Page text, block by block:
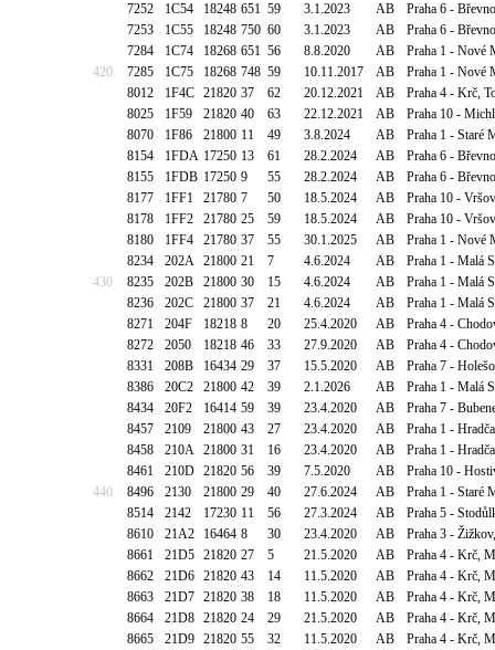
7252
1C54 18248 651 59 3.1.2023 AB
Praha 6 -
7253
1C55 18248 750 60 3.1.2023 AB
Praha 6 -
7284
1C74 18268 651 56 8.8.2020 AB
Praha 1 - Nové
420
7285 1C75 18268 748 59 10.11.2017 AB
Praha 1 - Nové
8012
1F4C 21820 37 62 20.12.2021 AB
Praha 4 - Krč,
8025
1F59 21820 40 63 22.12.2021 AB
Praha 10 -
8070
1F86 21800 11 49 3.8.2024 AB
Praha 1 - Staré
8154
1FDA 17250 13 61 28.2.2024 AB
Praha 6 -
8155
1FDB 17250 9 55 28.2.2024 AB
Praha 6 -
8177
1FF1 21780 7 50 18.5.2024 AB
Praha 10 -
8178
1FF2 21780 25 59 18.5.2024 AB
Praha 10 -
8180
1FF4 21780 37 55 30.1.2025 AB
Praha 1 - Nové
8234
202A 21800 21 7 4.6.2024 AB
Praha 1 - Malá
430
8235 202B 21800 30 15 4.6.2024 AB
Praha 1 - Malá
8236
202C 21800 37 21 4.6.2024 AB
Praha 1 - Malá
8271
204F 18218 8 20 25.4.2020 AB
Praha 4 -
8272
2050 18218 46 33 27.9.2020 AB
Praha 4 -
8331
208B 16434 29 37 15.5.2020 AB
Praha 7 -
8386
20C2 21800 42 39 2.1.2026 AB
Praha 1 - Malá
8434
20F2 16414 59 39 23.4.2020 AB
Praha 7 -
8457
2109 21800 43 27 23.4.2020 AB
Praha 1 -
8458
210A 21800 31 16 23.4.2020 AB
Praha 1 -
8461
210D 21820 56 39 7.5.2020 AB
Praha 10 -
440
8496 2130 21800 29 40 27.6.2024 AB
Praha 1 - Staré
8514
2142 17230 11 56 27.3.2024 AB
Praha 5 -
8610
21A2 16464 8 30 23.4.2020 AB
Praha 3 -
8661
21D5 21820 27 5 21.5.2020 AB
Praha 4 - Krč,
8662
21D6 21820 43 14 11.5.2020 AB
Praha 4 - Krč,
8663
21D7 21820 38 18 11.5.2020 AB
Praha 4 - Krč,
8664
21D8 21820 24 29 21.5.2020 AB
Praha 4 - Krč,
8665
21D9 21820 55 32 11.5.2020 AB
Praha 4 - Krč,